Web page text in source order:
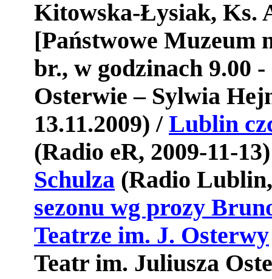
Kitowska-Łysiak, Ks.
[Państwowe Muzeum
br., w godzinach 9.00
Osterwie – Sylwia
13.11.2009) / Lublin
(Radio eR, 2009-11-
Schulza (Radio
sezonu wg prozy
Teatrze im. J. Osterwy
Teatr im. Juliusza